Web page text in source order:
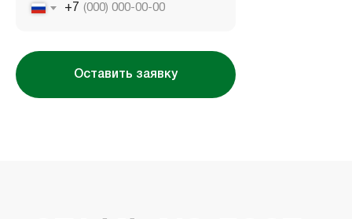
+7
Оставить заявку
Использование сайта означает согласие
пользовательским соглашением,правилами